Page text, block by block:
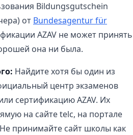
Bildungsgutschein
от Bundesagentur für
AZAV не может принять
она ни была.
Найдите хотя бы один из
центр экзаменов
сертификацию AZAV. Их
на сайте telc, на портале
Не принимайте сайт школы как